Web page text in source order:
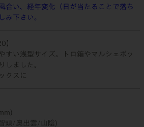
合い、経年変化（日が当たることで落ち
み下さい。
】
すい浅型サイズ。トロ箱やマルシェボッ
しました。
クスに
頭/奥出雲/山陰)